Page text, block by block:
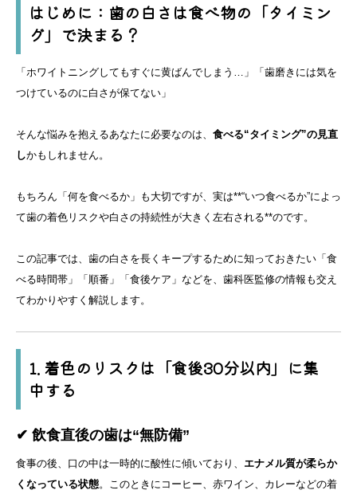
はじめに：歯の白さは食べ物の「タイミン
グ」で決まる？
「ホワイトニングしてもすぐに黄ばんでしまう…」「歯磨きには気を
つけているのに白さが保てない」
そんな悩みを抱えるあなたに必要なのは、 食べる“タイミング”の見直
しかもしれません。
もちろん「何を食べるか」も大切ですが、実は**“いつ食べるか”によっ
て歯の着色リスクや白さの持続性が大きく左右される**のです。
この記事では、歯の白さを長くキープするために知っておきたい「食
べる時間帯」「順番」「食後ケア」などを、歯科医監修の情報も交え
てわかりやすく解説します。
1. 着色のリスクは「食後30分以内」に集
中する
✔ 飲食直後の歯は“無防備”
食事の後、口の中は一時的に酸性に傾いており、 エナメル質が柔らか
くなっている状態。このときにコーヒー、赤ワイン、カレーなどの着